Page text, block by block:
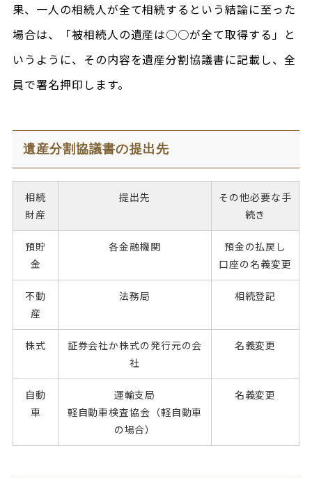
果、一人の相続人が全て相続するという結論に至った
場合は、「被相続人の遺産は○○が全て取得する」と
いうように、その内容を遺産分割協議書に記載し、全
員で署名押印します。
遺産分割協議書の提出先
相続
財産
提出先
その他必要な手
続き
預貯
金
各金融機関
預金の払戻し
口座の名義変更
不動
産
法務局 相続登記
株式
証券会社か株式の発行元の会
社
名義変更
自動
車
運輸支局
軽自動車検査協会（軽自動車
の場合）
名義変更